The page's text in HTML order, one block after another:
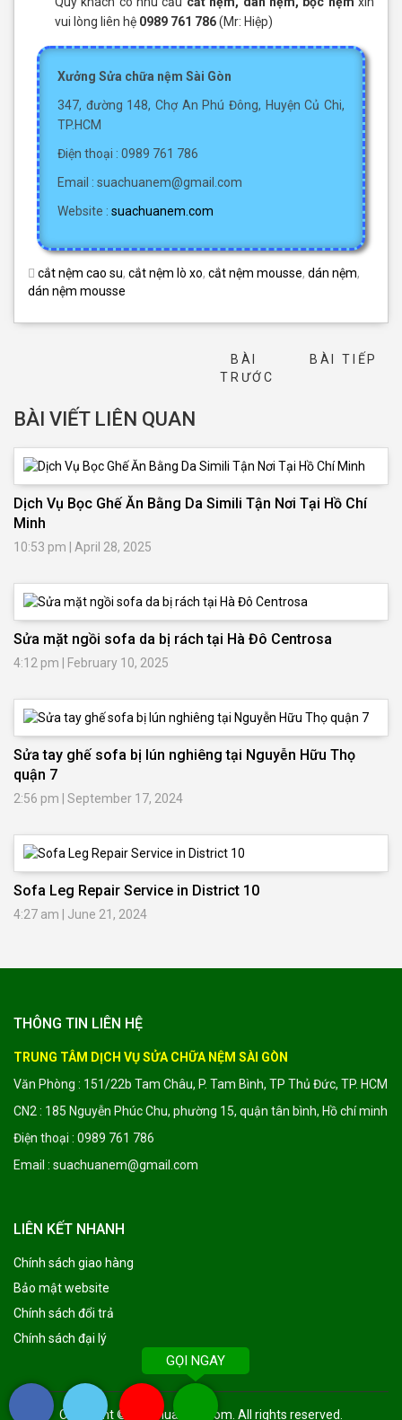
vui lòng liên hệ 0989 761 786(Mr: Hiệp)
Xưởng Sửa chữa nệm Sài Gòn
347, đường 148, Chợ An Phú Đông, Huyện Củ Chi,
TP.HCM
Điện thoại : 0989 761 786
Email : suachuanem@gmail.com
Website : suachuanem.com
cắt nệm cao su, cắt nệm lò xo, cắt nệm mousse, dán nệm,
dán nệm mousse
BÀI
TRƯỚC
BÀI TIẾP→
BÀI VIẾT LIÊN QUAN
Dịch Vụ Bọc Ghế Ăn Bằng Da Simili Tận Nơi Tại Hồ Chí
Minh
10:53 pm April 28, 2025
Sửa mặt ngồi sofa da bị rách tại Hà Đô Centrosa
4:12 pm February 10, 2025
Sửa tay ghế sofa bị lún nghiêng tại Nguyễn Hữu Thọ
quận 7
2:56 pm September 17, 2024
Sofa Leg Repair Service in District 10
4:27 am June 21, 2024
THÔNG TIN LIÊN HỆ
TRUNG TÂM DỊCH VỤ SỬA CHỮA NỆM SÀI GÒN
Văn Phòng : 151/22b Tam Châu, P. Tam Bình, TP Thủ Đức, TP. HCM
CN2 : 185 Nguyễn Phúc Chu, phường 15, quận tân bình, Hồ chí minh
Điện thoại : 0989 761 786
Email : suachuanem@gmail.com
LIÊN KẾT NHANH
Chính sách giao hàng
Bảo mật website
Chính sách đổi trả
Chính sách đại lý
Copyright © suachuanem.com. All rights reserved.
GỌI NGAY